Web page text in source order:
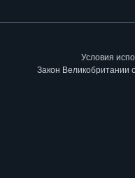
Условия
Закон Великобритании